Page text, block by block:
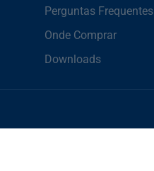
Perguntas Frequentes
Onde Comprar
Downloads